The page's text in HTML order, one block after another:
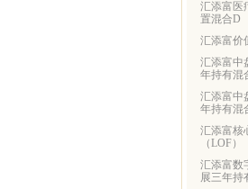
汇添富医
置混合D
汇添富价
汇添富中
年持有混
汇添富中
年持有混
汇添富核
（LOF）
汇添富数
展三年持